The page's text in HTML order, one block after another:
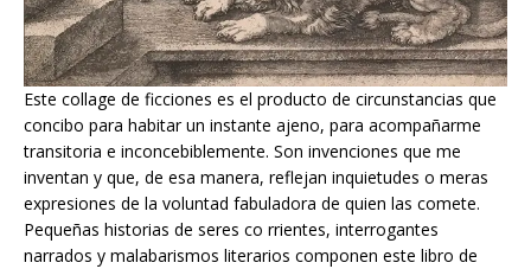
Este collage de ficciones es el producto de circunstancias que
concibo para habitar un instante ajeno, para acompañarme
transitoria e inconcebiblemente. Son invenciones que me
inventan y que, de esa manera, reflejan inquietudes o meras
expresiones de la voluntad fabuladora de quien las comete.
Pequeñas historias de seres co rrientes, interrogantes
narrados y malabarismos literarios componen este libro de